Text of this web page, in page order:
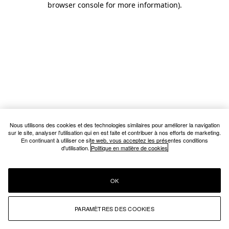
browser console for more information).
Nous utilisons des cookies et des technologies similaires pour améliorer la navigation
sur le site, analyser l'utilisation qui en est faite et contribuer à nos efforts de marketing.
En continuant à utiliser ce site web, vous acceptez les présentes conditions
d'utilisation. Politique en matière de cookies
PARAMÈTRES DES COOKIES
OK